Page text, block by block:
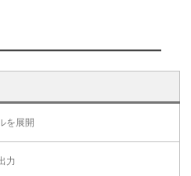
を展開
力